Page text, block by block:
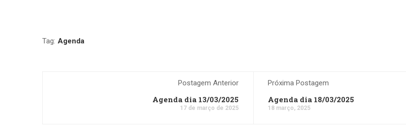
Tag: Agenda
Postagem Anterior
Agenda dia 13/03/2025
17 de março de 2025
Próxima Postagem
Agenda dia 18/03/2025
18 março, 2025